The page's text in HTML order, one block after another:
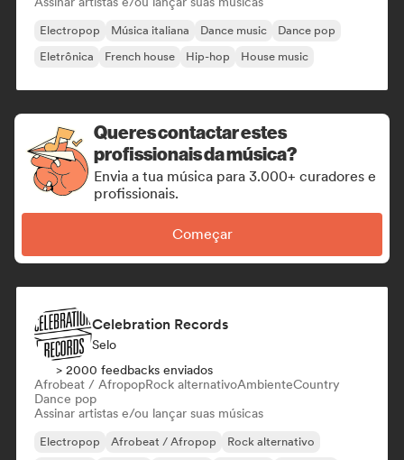
Electropop Música italiana Dance music
Dance pop
Eletrônica
French house Hip-hop House music
Queres contactar estes
profissionais da música?
Envia a tua música para 3.000+ curadores e
profissionais.
Começar
Celebration Records
Selo
> 2000 feedbacks enviados
Afrobeat / AfropopRock alternativoAmbienteCountry
Dance pop
Assinar artistas e/ou lançar suas músicas
Electropop Afrobeat / Afropop
Rock alternativo